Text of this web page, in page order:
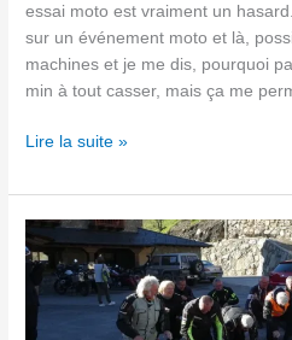
essai moto est vraiment un
sur un événement moto et là,
machines et je me dis, pourquoi
min à tout casser, mais ça me
Lire la suite »
Du
sable
la